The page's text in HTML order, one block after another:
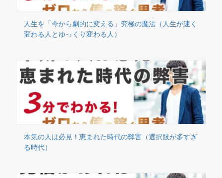
人生を「今から劇的に変える」究極の魔法（人生が速く
変わる人とゆっくり変わる人）
本気の人は必見！恵まれた時代の弊害（選択肢が多すぎ
る時代）